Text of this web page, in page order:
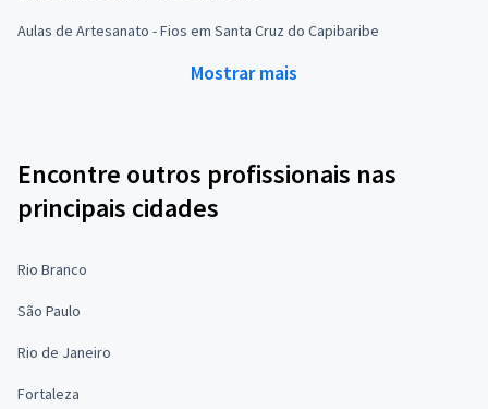
Aulas de Artesanato - Fios em Santa Cruz do Capibaribe
Mostrar mais
Encontre outros profissionais nas
principais cidades
Rio Branco
São Paulo
Rio de Janeiro
Fortaleza